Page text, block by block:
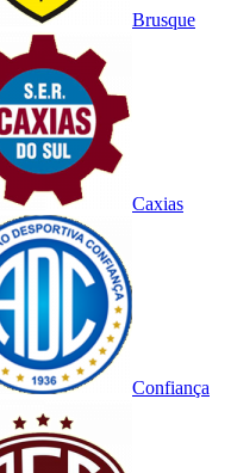
Brusque
Caxias
Confiança